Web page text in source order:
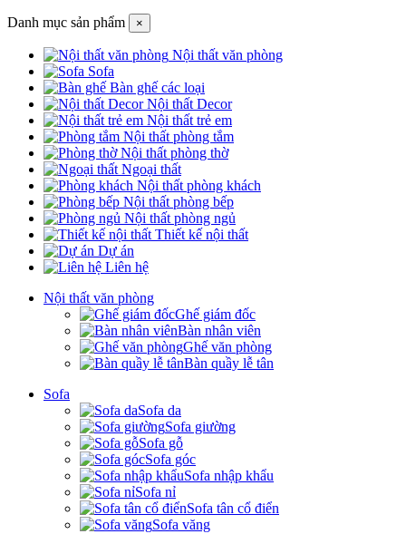
Danh mục sản phẩm ×
Nội thất văn phòng
Sofa
Bàn ghế các loại
Nội thất Decor
Nội thất trẻ em
Nội thất phòng tắm
Nội thất phòng thờ
Ngoại thất
Nội thất phòng khách
Nội thất phòng bếp
Nội thất phòng ngủ
Thiết kế nội thất
Dự án
Liên hệ
Nội thất văn phòng
Ghế giám đốc
Bàn nhân viên
Ghế văn phòng
Bàn quầy lễ tân
Sofa
Sofa da
Sofa giường
Sofa gỗ
Sofa góc
Sofa nhập khẩu
Sofa nỉ
Sofa tân cổ điển
Sofa văng